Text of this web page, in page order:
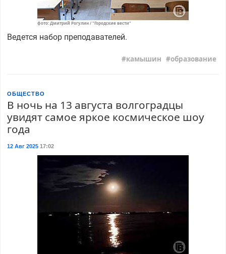
фото: Дмитрий Рогулин / "Городские вести"
Ведется набор преподавателей.
камышин образование
ОБЩЕСТВО
В ночь на 13 августа волгоградцы
увидят самое яркое космическое шоу
года
12 Авг 202517:02